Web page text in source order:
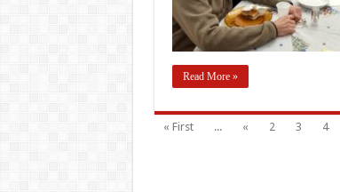
Read More »
« First ... « 2 3 4